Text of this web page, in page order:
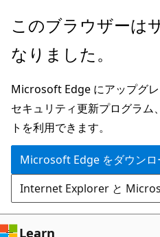
メ
ン
ン
テ
ン
ツ
に
ス
キ
ッ
このブラウザーは
なりました。
Microsoft Edge にアップグレ
セキュリティ更新プログラム
トを利用できます。
Microsoft Edge をダウンロ
Internet Explorer と
Learn